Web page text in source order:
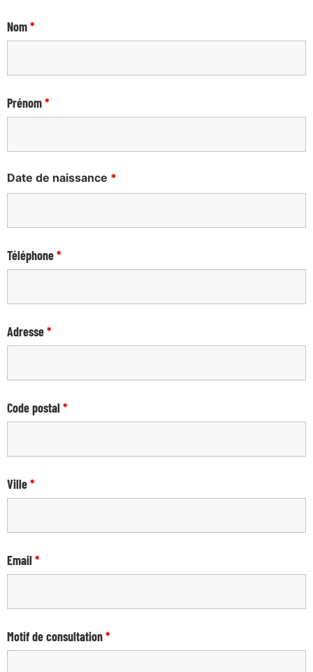
Nom*
Prénom*
Date de naissance *
Téléphone*
Adresse*
Code postal*
Ville*
Email*
Motif de consultation*